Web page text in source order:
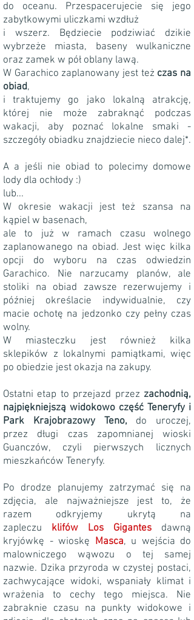
do oceanu. Przespacerujecie się jego
zabytkowymi uliczkami wzdłuż
i wszerz. Będziecie podziwiać dzikie
wybrzeże miasta, baseny wulkaniczne
oraz zamek w pół oblany lawą.
W Garachico zaplanowany jest też czas na
obiad,
i traktujemy go jako lokalną atrakcję,
której nie może zabraknąć podczas
wakacji, aby poznać lokalne smaki -
szczegóły obiadku znajdziecie nieco dalej*.
A a jeśli nie obiad to polecimy domowe
lody dla ochłody :)
lub...
W okresie wakacji jest też szansa na
kąpiel w basenach,
ale to już w ramach czasu wolnego
zaplanowanego na obiad. Jest więc kilka
opcji do wyboru na czas odwiedzin
Garachico. Nie narzucamy planów, ale
stoliki na obiad zawsze rezerwujemy i
później określacie indywidualnie, czy
macie ochotę na jedzonko czy pełny czas
wolny.
W miasteczku jest również kilka
sklepików z lokalnymi pamiątkami, więc
po obiedzie jest okazja na zakupy.
Ostatni etap to przejazd przez zachodnią,
najpiękniejszą widokowo część Teneryfy i
Park Krajobrazowy Teno, do uroczej,
przez długi czas zapomnianej wioski
Guanczów, czyli pierwszych licznych
mieszkańców Teneryfy.
Po drodze planujemy zatrzymać się na
zdjęcia, ale najważniejsze jest to, że
razem odkryjemy ukrytą na
zapleczu klifów Los Gigantes dawną
kryjówkę - wioskę Masca, u wejścia do
malowniczego wąwozu o tej samej
nazwie. Dzika przyroda w czystej postaci,
zachwycające widoki, wspaniały klimat i
wrażenia to cechy tego miejsca. Nie
zabraknie czasu na punkty widokowe i